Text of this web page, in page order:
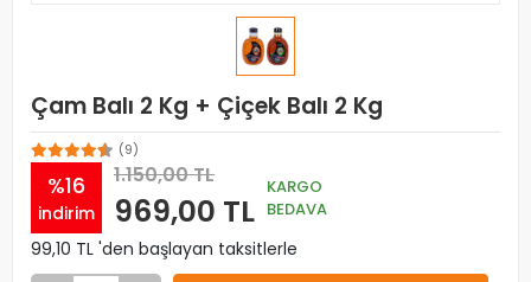
Çam Balı 2 Kg + Çiçek Balı 2 Kg
(9)
%16
indirim
1.150,00 TL
969,00 TL
KARGO
BEDAVA
99,10 TL 'den başlayan taksitlerle